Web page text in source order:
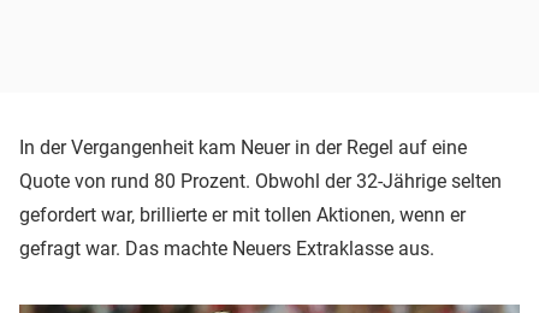
In der Vergangenheit kam Neuer in der Regel auf eine
Quote von rund 80 Prozent. Obwohl der 32-Jährige selten
gefordert war, brillierte er mit tollen Aktionen, wenn er
gefragt war. Das machte Neuers Extraklasse aus.